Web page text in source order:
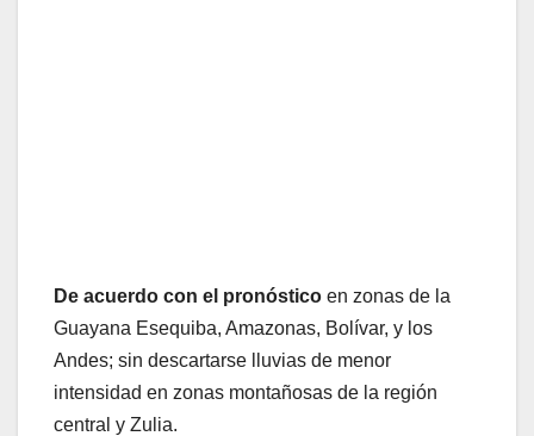
De acuerdo con el pronóstico en zonas de la
Guayana Esequiba, Amazonas, Bolívar, y los
Andes; sin descartarse lluvias de menor
intensidad en zonas montañosas de la región
central y Zulia.